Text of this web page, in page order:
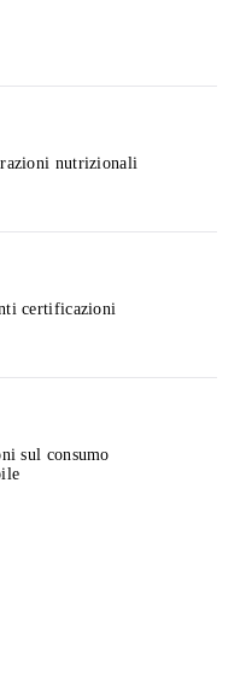
nutrizionali
certificazioni
sul consumo